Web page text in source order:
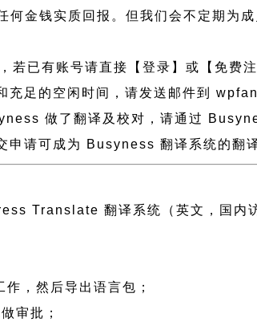
何金钱实质回报。但我们会不定期为
若已有账号请直接【登录】或【免费注
充足的空闲时间，请发送邮件到
做了翻译及校对，请通过
申请可成为 Busyness 翻译系统的翻
Translate 翻译系统（英文，国
，然后导出语言包；
审批；